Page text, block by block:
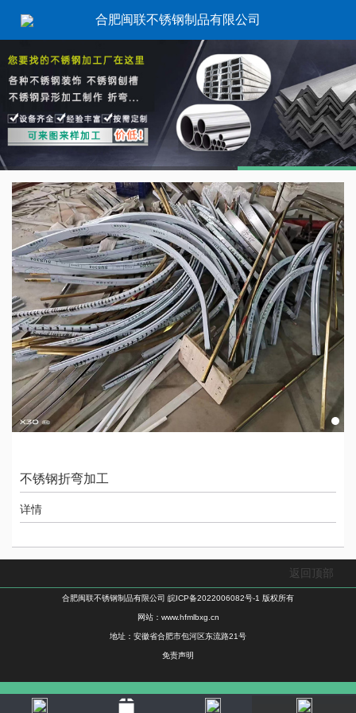
合肥闽联不锈钢制品有限公司
不锈钢折弯加工
详情
返回顶部
合肥闽联不锈钢制品有限公司 皖ICP备2022006082号-1 版权所有
网站： www.hfmlbxg.cn
地址：安徽省合肥市包河区东流路21号
免责声明